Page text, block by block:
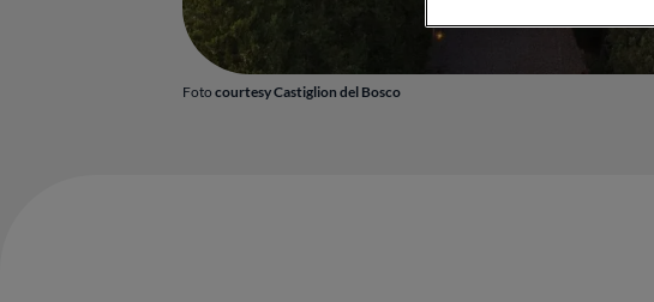
Foto courtesy Castiglion del Bosco